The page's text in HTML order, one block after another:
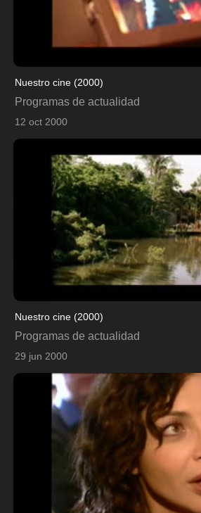
Nuestro cine (2000)
Programas de actualidad
12 oct 2000
Nuestro cine (2000)
Programas de actualidad
29 jun 2000